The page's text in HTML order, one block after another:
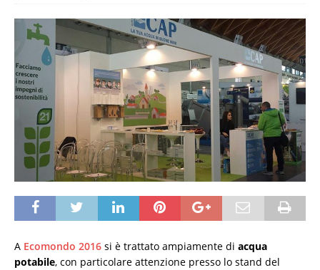
A Ecomondo 2016 si è trattato ampiamente di acqua
potabile, con particolare attenzione presso lo stand del